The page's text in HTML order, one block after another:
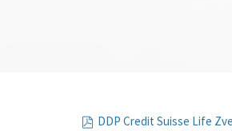
DDP Credit Suisse Life